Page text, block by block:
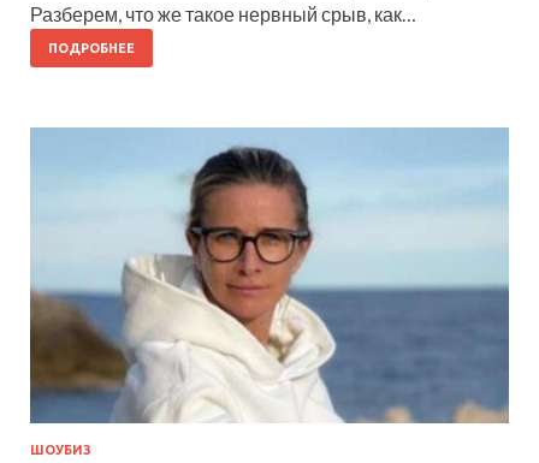
Разберем, что же такое нервный срыв, как…
ПОДРОБНЕЕ
ШОУБИЗ